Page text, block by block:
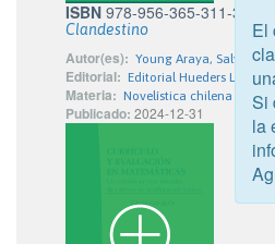
ISBN 978-956-365-311-3
Clandestino
Autor(es): Young Araya, Salvador
Editorial: Editorial Hueders
Materia: Novelística chilena
Publicado: 2024-12-31
El
Si
la